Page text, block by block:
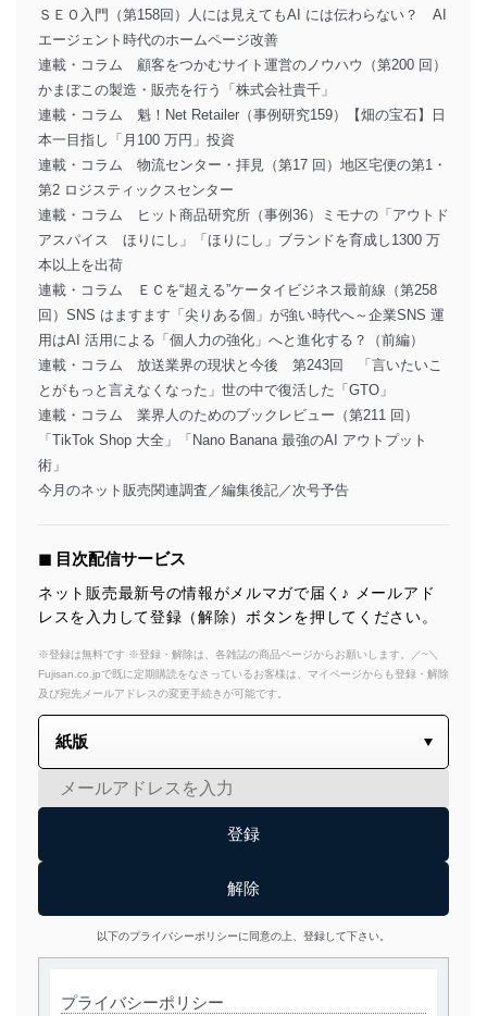
ＳＥＯ入門（第158回）人には見えてもAI には伝わらない？ AI
エージェント時代のホームページ改善
連載・コラム 顧客をつかむサイト運営のノウハウ（第200 回）
かまぼこの製造・販売を行う「株式会社貴千」
連載・コラム 魁！Net Retailer（事例研究159）【畑の宝石】日
本一目指し「月100 万円」投資
連載・コラム 物流センター・拝見（第17 回）地区宅便の第1・
第2 ロジスティックスセンター
連載・コラム ヒット商品研究所（事例36）ミモナの「アウトド
アスパイス ほりにし」「ほりにし」ブランドを育成し1300 万
本以上を出荷
連載・コラム ＥＣを“超える”ケータイビジネス最前線（第258
回）SNS はますます「尖りある個」が強い時代へ～企業SNS 運
用はAI 活用による「個人力の強化」へと進化する？（前編）
連載・コラム 放送業界の現状と今後 第243回 「言いたいこ
とがもっと言えなくなった」世の中で復活した「GTO」
連載・コラム 業界人のためのブックレビュー（第211 回）
「TikTok Shop 大全」「Nano Banana 最強のAI アウトプット
術」
今月のネット販売関連調査／編集後記／次号予告
◼︎ 目次配信サービス
ネット販売最新号の情報がメルマガで届く♪ メールアド
レスを入力して登録（解除）ボタンを押してください。
※登録は無料です ※登録・解除は、各雑誌の商品ページからお願いします。／~＼
Fujisan.co.jpで既に定期購読をなさっているお客様は、マイページからも登録・解除
及び宛先メールアドレスの変更手続きが可能です。
以下のプライバシーポリシーに同意の上、登録して下さい。
プライバシーポリシー